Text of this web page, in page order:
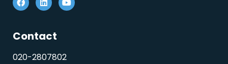
Contact
020-2807802